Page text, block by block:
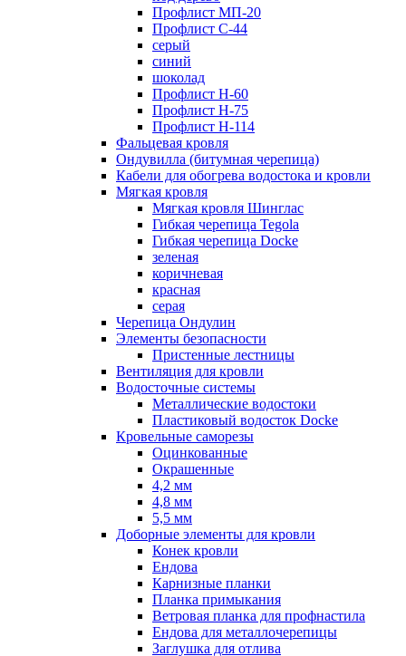
Профлист МП-20
Профлист С-44
серый
синий
шоколад
Профлист Н-60
Профлист Н-75
Профлист H-114
Фальцевая кровля
Ондувилла (битумная черепица)
Кабели для обогрева водостока и кровли
Мягкая кровля
Мягкая кровля Шинглас
Гибкая черепица Tegola
Гибкая черепица Docke
зеленая
коричневая
красная
серая
Черепица Ондулин
Элементы безопасности
Пристенные лестницы
Вентиляция для кровли
Водосточные системы
Металлические водостоки
Пластиковый водосток Docke
Кровельные саморезы
Оцинкованные
Окрашенные
4,2 мм
4,8 мм
5,5 мм
Доборные элементы для кровли
Конек кровли
Ендова
Карнизные планки
Планка примыкания
Ветровая планка для профнастила
Ендова для металлочерепицы
Заглушка для отлива